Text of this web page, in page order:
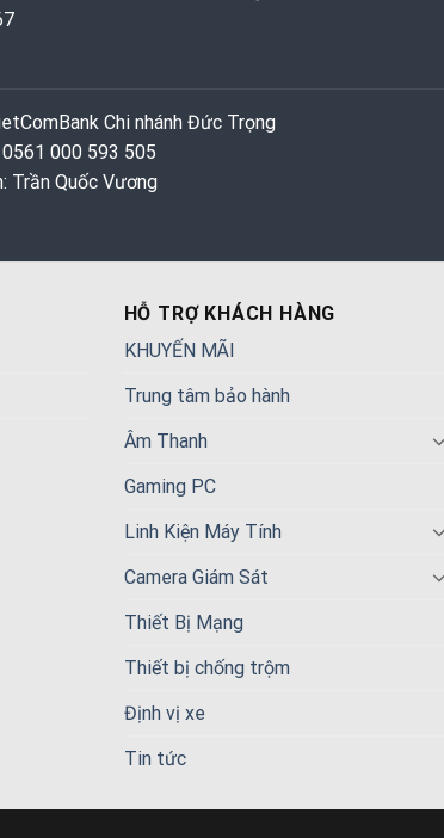
Chi nhánh Đức Trọng
000 593 505
Trần Quốc Vương
HỖ TRỢ KHÁCH HÀNG
KHUYẾN MÃI
Trung tâm bảo hành
Âm Thanh
Gaming PC
Linh Kiện Máy Tính
Camera Giám Sát
Thiết Bị Mạng
Thiết bị chống trộm
Định vị xe
Tin tức